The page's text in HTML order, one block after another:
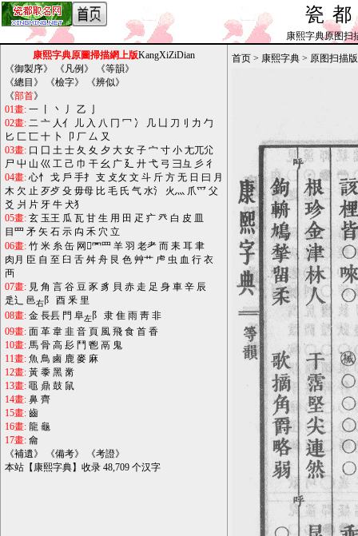
瓷
康熙字典原图扫
康熙字典原圖掃描網上版KangXiZiDian
《御製序》 《凡例 》 《等韻》
《總目 》 《檢字》 《辨似》
《部首》
01畫: 一 丶 丿 乙
02畫: 二 亠 人亻 儿 入 八 冂 冖 冫 几 凵 刀刂 力 勹
匕 匚 匸 十 卜 卩 厂 厶 又
03畫: 口 囗 土 士 夂 夊 夕 大 女 子 宀 寸 小 尢兀尣
尸 屮 山 巛 工 己 巾 干 幺 广 廴 廾 弋 弓 彐彑 彡 彳
04畫: 心忄 戈 戶 手扌 支 攴攵 文 斗 斤 方 无 日 曰 月
木 欠 止 歹歺 殳 毋母 比 毛 氏 气 水氵 火灬 爪爫 父
爻 爿 片 牙 牛 犬犭
05畫: 玄 玉王 瓜 瓦 甘 生 用 田 疋 疒 癶 白 皮 皿
目罒 矛 矢 石 示 禸 禾 穴 立
06畫: 竹 米 糸 缶 网罓罒 羊 羽 老耂 而 耒 耳 聿
肉月 臣 自 至 臼 舌 舛 舟 艮 色 艸艹 虍 虫 血 行 衣
襾
07畫: 見 角 言 谷 豆 豕 豸 貝 赤 走 足 身 車 辛 辰
辵辶
邑右阝 酉 釆 里
08畫: 金 長镸 門 阜左阝 隶 隹 雨 靑 非
09畫: 面 革 韋 韭 音 頁 風 飛 食 首 香
10畫: 馬 骨 高 髟 鬥 鬯 鬲 鬼
11畫: 魚 鳥 鹵 鹿 麥 麻
12畫: 黃 黍 黑 黹
13畫: 黽 鼎 鼓 鼠
14畫: 鼻 齊
15畫: 齒
16畫: 龍 龜
17畫: 龠
《補遺》 《備考》 《考證》
本站【康熙字典】收录 48,709 个汉字
首页 > 康熙字典 > 原图扫描版